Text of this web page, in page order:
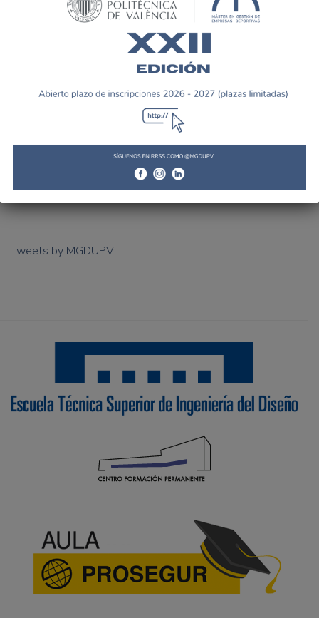
El MGDUPV presente en el I
BLIND TENNIS en Valencia
Visita y comida oficial en el
Sporting Club Tenis Valencia
Tweets by MGDUPV